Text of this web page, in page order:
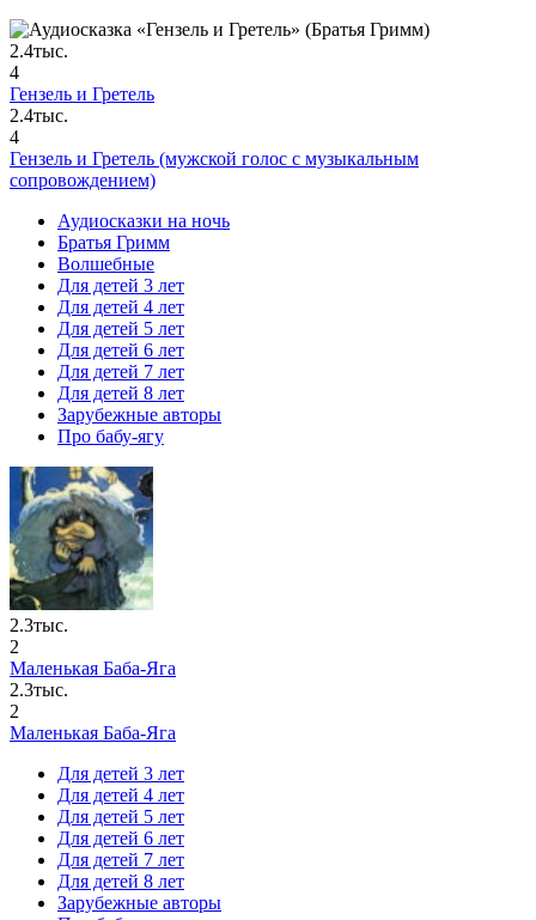
2.4тыс.
4
Гензель и Гретель
2.4тыс.
4
Гензель и Гретель (мужской голос с музыкальным
сопровождением)
Аудиосказки на ночь
Братья Гримм
Волшебные
Для детей 3 лет
Для детей 4 лет
Для детей 5 лет
Для детей 6 лет
Для детей 7 лет
Для детей 8 лет
Зарубежные авторы
Про бабу-ягу
2.3тыс.
2
Маленькая Баба-Яга
2.3тыс.
2
Маленькая Баба-Яга
Для детей 3 лет
Для детей 4 лет
Для детей 5 лет
Для детей 6 лет
Для детей 7 лет
Для детей 8 лет
Зарубежные авторы